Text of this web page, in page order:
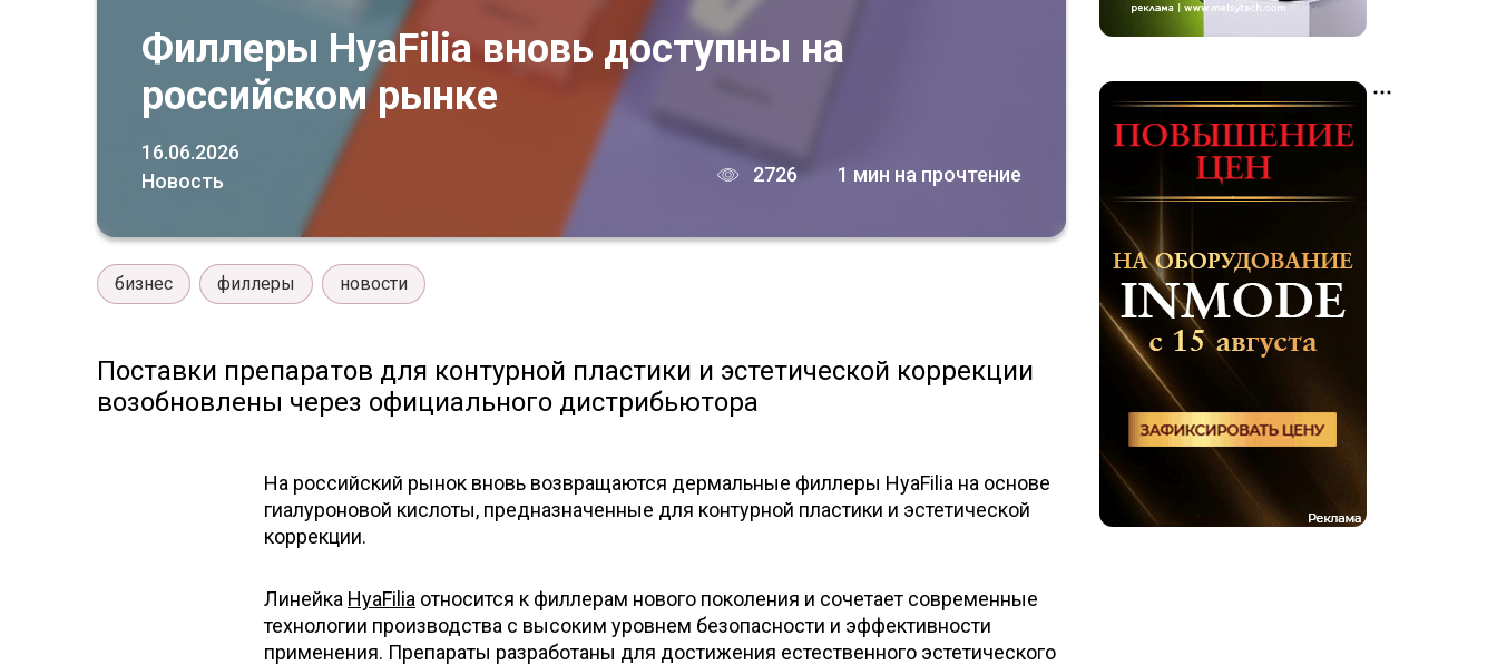
Филлеры HyaFilia вновь доступны на
российском рынке
16.06.2026
Новость
2726 1 мин на прочтение
бизнес филлеры новости
Поставки препаратов для контурной пластики и эстетической коррекции
возобновлены через официального дистрибьютора
На российский рынок вновь возвращаются дермальные филлеры HyaFilia на основе
гиалуроновой кислоты, предназначенные для контурной пластики и эстетической
коррекции.
Линейка HyaFilia относится к филлерам нового поколения и сочетает современные
технологии производства с высоким уровнем безопасности и эффективности
применения. Препараты разработаны для достижения естественного эстетического